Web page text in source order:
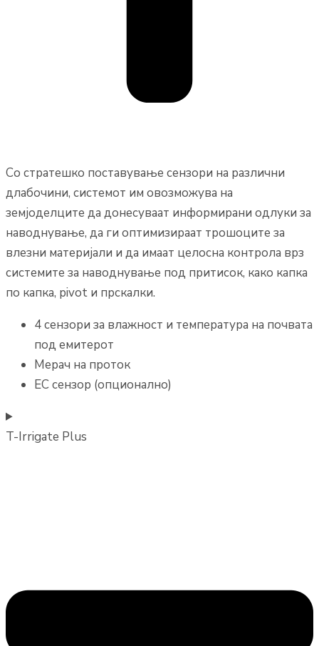
Со стратешко поставување сензори на различни
длабочини, системот им овозможува на
земјоделците да донесуваат информирани одлуки за
наводнување, да ги оптимизираат трошоците за
влезни материјали и да имаат целосна контрола врз
системите за наводнување под притисок, како капка
по капка, pivot и прскалки.
4 сензори за влажност и температура на почвата
под емитерот
Мерач на проток
EC сензор (опционално)
T-Irrigate Plus